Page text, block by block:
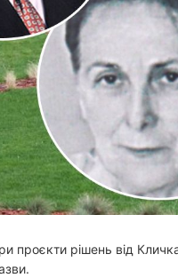
проєкти рішень від